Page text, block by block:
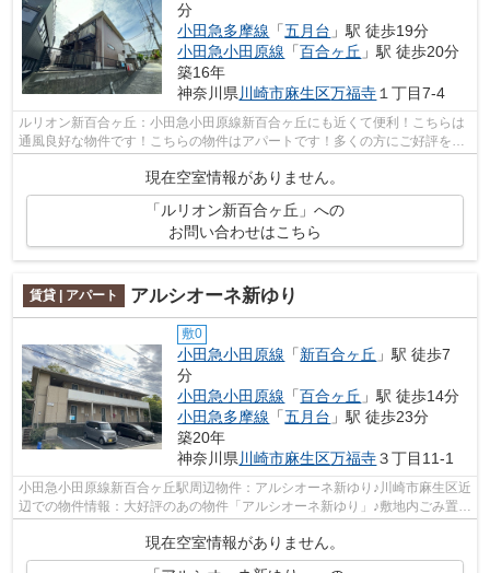
分
小田急多摩線 「五月台 」駅 徒歩19分
小田急小田原線 「百合ヶ丘 」駅 徒歩20分
築16年
神奈川県川崎市麻生区万福寺１丁目7-4
ルリオン新百合ヶ丘：小田急小田原線新百合ヶ丘にも近くて便利！こちらは
通風良好な物件です！こちらの物件はアパートです！多くの方にご好評をい
現在空室情報がありません。
「ルリオン新百合ヶ丘」への
お問い合わせはこちら
賃貸 | アパート アルシオーネ新ゆり
敷0
小田急小田原線 「新百合ヶ丘 」駅 徒歩7
分
小田急小田原線 「百合ヶ丘 」駅 徒歩14分
小田急多摩線 「五月台 」駅 徒歩23分
築20年
神奈川県 川崎市麻生区万福寺３丁目11-1
小田急小田原線新百合ヶ丘駅周辺物件：アルシオーネ新ゆり♪川崎市麻生区近
辺での物件情報：大好評のあの物件「アルシオーネ新ゆり」♪敷地内ごみ置き
現在空室情報がありません。